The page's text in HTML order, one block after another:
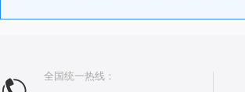
全国统一热线：